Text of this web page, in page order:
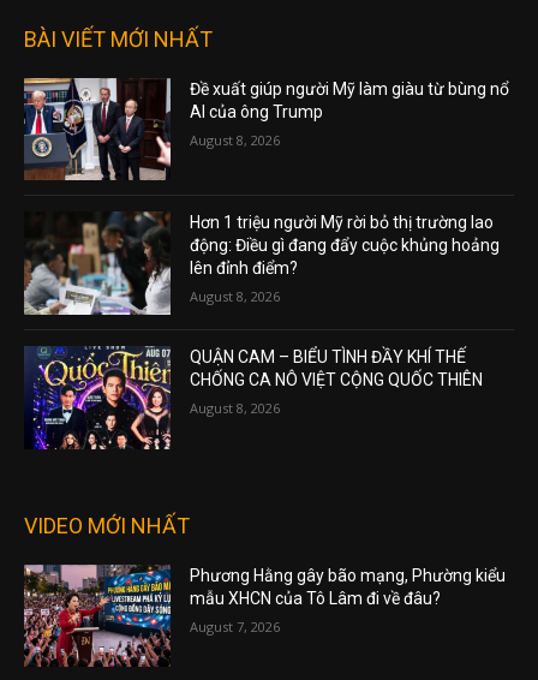
BÀI VIẾT MỚI NHẤT
Đề xuất giúp người Mỹ làm giàu từ bùng nổ
AI của ông Trump
August 8, 2026
Hơn 1 triệu người Mỹ rời bỏ thị trường lao
động: Điều gì đang đẩy cuộc khủng hoảng
lên đỉnh điểm?
August 8, 2026
QUẬN CAM – BIỂU TÌNH ĐẦY KHÍ THẾ
CHỐNG CA NÔ VIỆT CỘNG QUỐC THIÊN
August 8, 2026
VIDEO MỚI NHẤT
Phương Hằng gây bão mạng, Phường kiểu
mẫu XHCN của Tô Lâm đi về đâu?
August 7, 2026